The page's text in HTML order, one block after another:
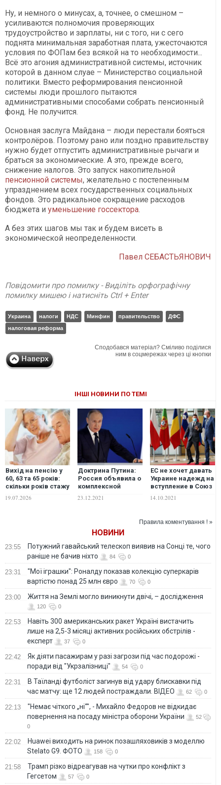
Ну, и немного о минусах, а, точнее, о смешном –
усиливаются полномочия проверяющих
трудоустройство и зарплаты, ни с того, ни с сего
поднята минимальная заработная плата, ужесточаются
условия по ФОПам без всякой на то необходимости...
Всё это агония административной системы, источник
которой в данном слуае – Министерство социальной
политики. Вместо реформирования пенсионной
системы люди прошлого пытаются
административными способами собрать пенсионный
фонд. Не получится.
Основная заслуга Майдана – люди перестали бояться
контролёров. Поэтому рано или поздно правительству
нужно будет отпустить административные рычаги и
браться за экономические. А это, прежде всего,
снижение налогов. Это запуск накопительной
пенсионной системы, желательно с постепенным
упразднением всех государственных социальных
фондов. Это радикальное сокращение расходов
бюджета и уменьшение госсектора.
А без этих шагов мы так и будем висеть в
экономической неопределенности.
Павел СЕБАСТЬЯНОВИЧ
Повідомити про помилку - Виділіть орфографічну
помилку мишею і натисніть Ctrl + Enter
Украина налоги НДС Минфин правительство
ДФС
налоговая реформа
Сподобався матеріал? Сміливо поділися
ним в соцмережах через ці кнопки
ІНШІ НОВИНИ ПО ТЕМІ
Вихід на пенсію у
60, 63 та 65 років:
скільки років стажу
українцям у 2026–
19.07.2026
Доктрина Путина:
Россия объявила о
комплексной
для войны против
23.12.2021
ЕС не хочет давать
Украине надежд на
вступление в Союз
Zeitung
14.10.2021
Правила коментування ! »
НОВИНИ
23:55
Потужний гавайський телескоп виявив на Сонці те, чого
раніше не бачив ніхто
84 0
23:31
"Мої іграшки": Роналду показав колекцію суперкарів
вартістю понад 25 млн євро
70 0
23:00 Життя на Землі могло виникнути двічі, – дослідження
120 0
22:53
Навіть 300 американських ракет Україні вистачить
лише на 2,5-3 місяці активних російських обстрілів -
експерт
37 0
22:42
Як діяти пасажирам у разі загрози під час подорожі -
поради від "Укрзалізниці"
54 0
22:31
В Таїланді футболіст загинув від удару блискавки під
час матчу: ще 12 людей постраждали. ВІДЕО
62 0
22:13
"Немає чіткого „ні“", - Михайло Федоров не відкидає
повернення на посаду міністра оборони України
52
0
22:02
Huawei виходить на ринок позашляховиків з моделлю
Stelato G9. ФОТО
158 0
21:58
Трамп різко відреагував на чутки про конфлікт з
Гегсетом
57 0